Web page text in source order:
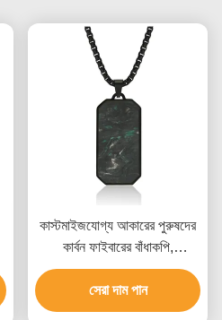
কাস্টমাইজযোগ্য আকারের পুরুষদের
কার্বন ফাইবারের বাঁধাকপি,
এয়ারস্পেস-গ্রেড উপাদান এবং
অনন্য মার্বেল প্যাটার্ন সহ
সেরা দাম পান